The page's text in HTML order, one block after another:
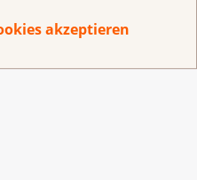
akzeptieren